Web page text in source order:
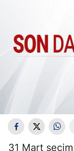
31 Mart